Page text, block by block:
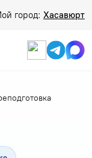
город: Хасавюрт